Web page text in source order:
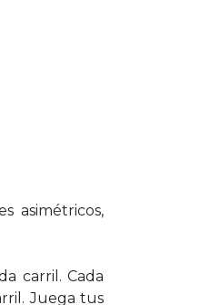
asimétricos,
carril. Cada
Juega tus